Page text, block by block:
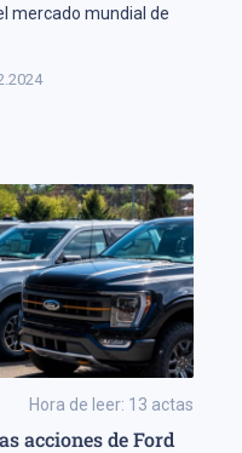
mercado mundial de
Hora de leer: 13 actas
acciones de Ford